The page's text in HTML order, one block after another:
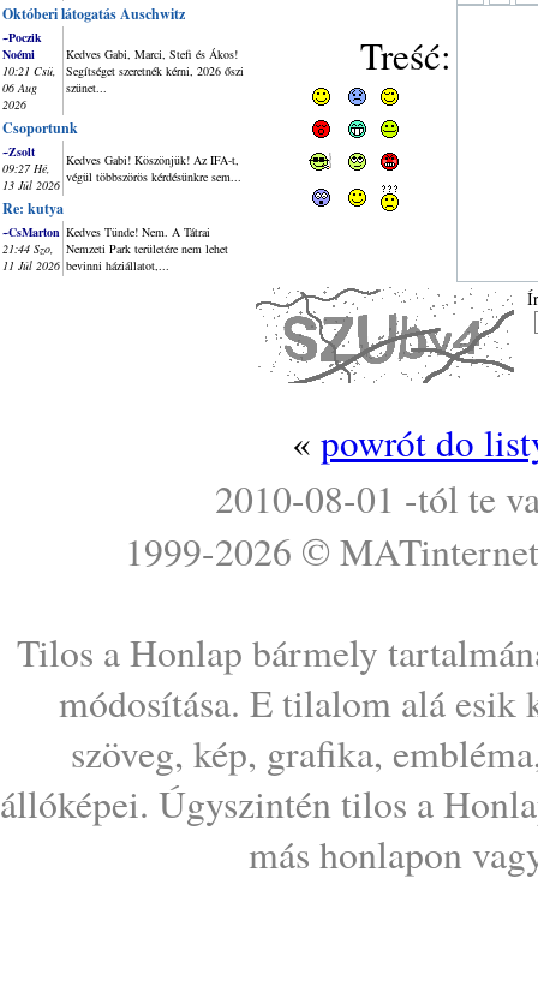
Októberi látogatás Auschwitz
~Poczik
Noémi
10:21 Csü,
06 Aug
2026
Kedves Gabi, Marci, Stefi és Ákos!
Segítséget szeretnék kérni, 2026 őszi
szünet...
Csoportunk
~Zsolt
09:27 Hé,
13 Júl 2026
Kedves Gabi! Köszönjük! Az IFA-t,
végül többszörös kérdésünkre sem...
Re: kutya
~CsMarton
21:44 Szo,
11 Júl 2026
Kedves Tünde! Nem. A Tátrai
Nemzeti Park területére nem lehet
bevinni háziállatot,...
Treść:
« powrót do
2010-08-01 -tól te
1999-2026 © MATinternet
Tilos a Honlap bármely
módosítása. E tilalom alá esik
szöveg, kép, grafika,
állóképei. Úgyszintén tilos a
más honlapon